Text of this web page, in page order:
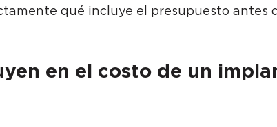
qué incluye el presupuesto antes
en el costo de un